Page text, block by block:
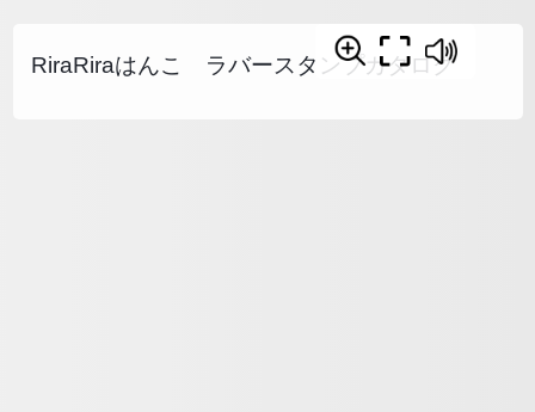
RiraRiraはんこ ラバースタンプカタログ